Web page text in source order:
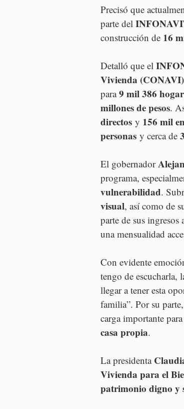
Precisó que
parte del
construcción de 16
Detalló que el
Vivienda (CONAVI)
para 9 mil 386
millones de pesos.
directos y 156 mil
personas y cerca de
El gobernador
programa,
vulnerabilidad.
visual, así como de
parte de sus ingresos
una mensualidad
Con evidente
tengo de escucharla,
llegar a tener esta
familia”. Por su parte,
carga importante
casa propia.
La presidenta
Vivienda para el
patrimonio digno y